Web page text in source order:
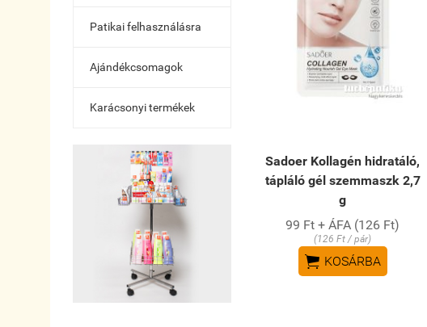
Patikai felhasználásra
Ajándékcsomagok
Karácsonyi termékek
Sadoer Kollagén hidratáló,
tápláló gél szemmaszk 2,7
g
99 Ft + ÁFA (126 Ft)
(126 Ft / pár)
 KOSÁRBA